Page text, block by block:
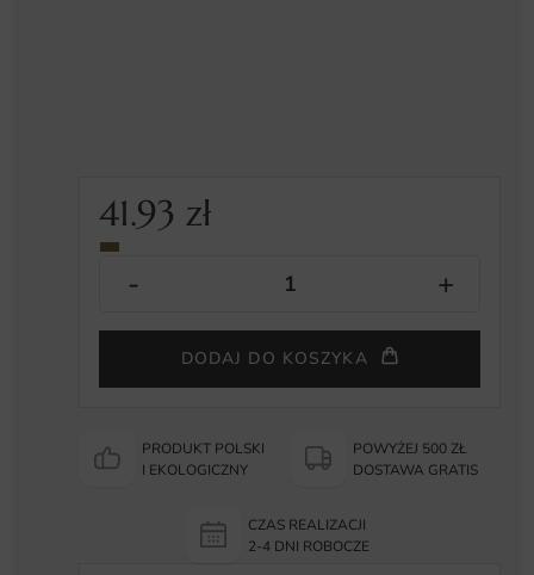
41.93zł
DODAJ DO KOSZYKA
PRODUKT POLSKI
I EKOLOGICZNY
POWYŻEJ 500 ZŁ
DOSTAWA GRATIS
CZAS REALIZACJI
2-4 DNI ROBOCZE